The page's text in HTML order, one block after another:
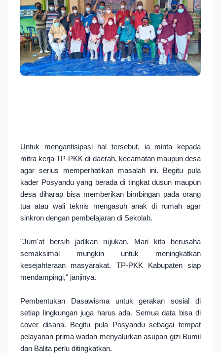
Untuk mengantisipasi hal tersebut, ia minta kepada
mitra kerja TP-PKK di daerah, kecamatan maupun desa
agar serius memperhatikan masalah ini. Begitu pula
kader Posyandu yang berada di tingkat dusun maupun
desa diharap bisa memberikan bimbingan pada orang
tua atau wali teknis mengasuh anak di rumah agar
sinkron dengan pembelajaran di Sekolah.
"Jum'at bersih jadikan rujukan. Mari kita berusaha
semaksimal mungkin untuk meningkatkan
kesejahteraan masyarakat. TP-PKK Kabupaten siap
mendampingi," janjinya.
Pembentukan Dasawisma untuk gerakan sosial di
setiap lingkungan juga harus ada. Semua data bisa di
cover disana. Begitu pula Posyandu sebagai tempat
pelayanan prima wadah menyalurkan asupan gizi Bumil
dan Balita perlu ditingkatkan.